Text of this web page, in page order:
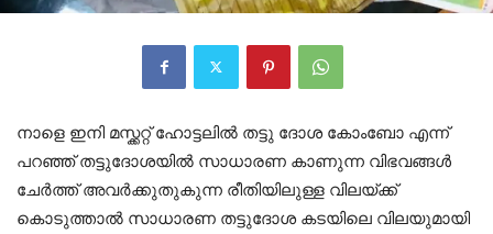
നാളെ ഇനി മസ്ക്കറ്റ് ഹോട്ടലിൽ തട്ടു ദോശ കോംബോ എന്ന്
പറഞ്ഞ് തട്ടുദോശയിൽ സാധാരണ കാണുന്ന വിഭവങ്ങൾ
ചേർത്ത് അവർക്കുതുകുന്ന രീതിയിലുള്ള വിലയ്ക്ക്
കൊടുത്താൽ സാധാരണ തട്ടുദോശ കടയിലെ വിലയുമായി